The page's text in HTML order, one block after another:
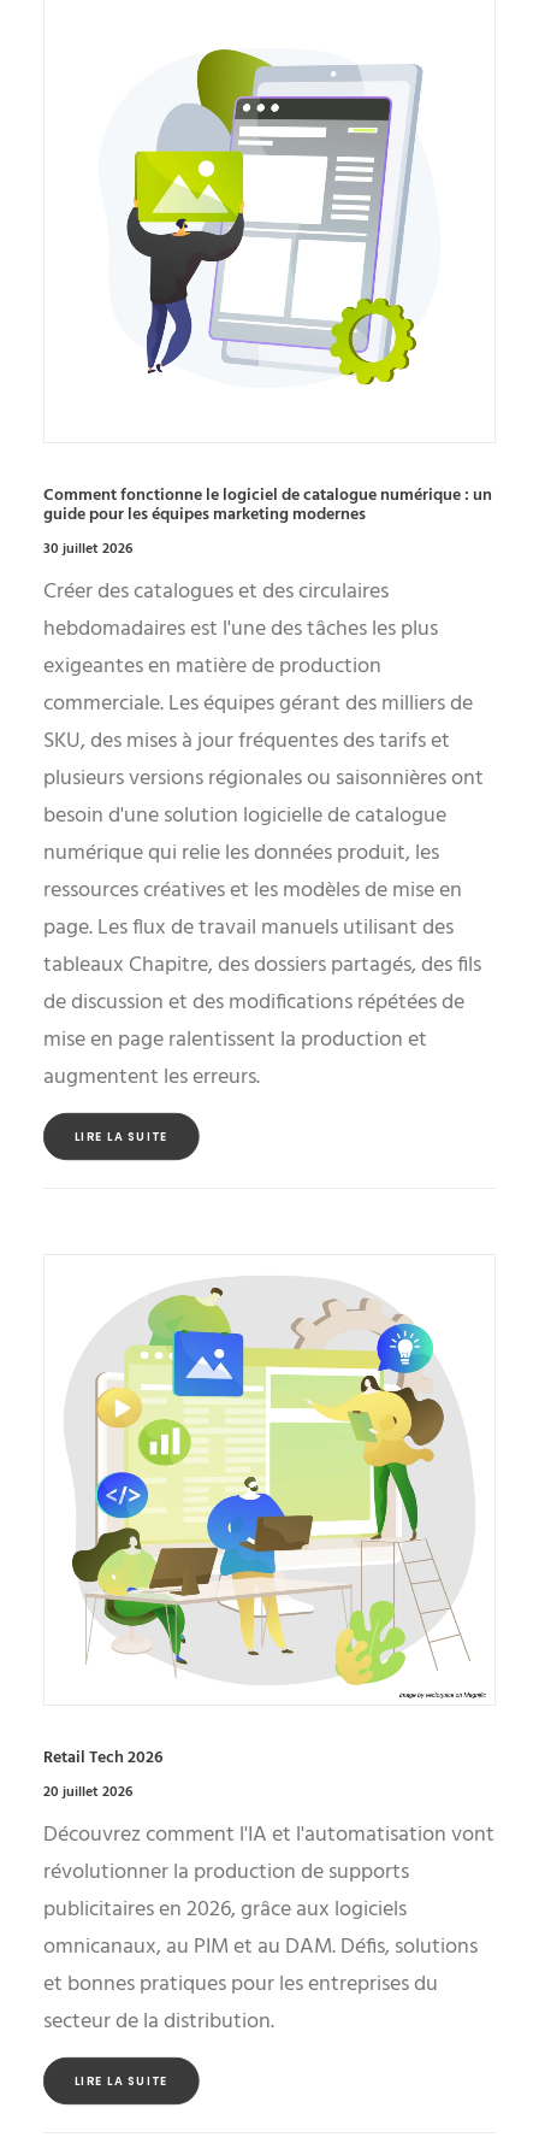
Comment fonctionne le logiciel de catalogue numérique : un
guide pour les équipes marketing modernes
30 juillet 2026
Créer des catalogues et des circulaires
hebdomadaires est l'une des tâches les plus
exigeantes en matière de production
commerciale. Les équipes gérant des milliers de
SKU, des mises à jour fréquentes des tarifs et
plusieurs versions régionales ou saisonnières ont
besoin d'une solution logicielle de catalogue
numérique qui relie les données produit, les
ressources créatives et les modèles de mise en
page. Les flux de travail manuels utilisant des
tableaux Chapitre, des dossiers partagés, des fils
de discussion et des modifications répétées de
mise en page ralentissent la production et
augmentent les erreurs.
LIRE LA SUITE
Retail Tech 2026
20 juillet 2026
Découvrez comment l'IA et l'automatisation vont
révolutionner la production de supports
publicitaires en 2026, grâce aux logiciels
omnicanaux, au PIM et au DAM. Défis, solutions
et bonnes pratiques pour les entreprises du
secteur de la distribution.
LIRE LA SUITE